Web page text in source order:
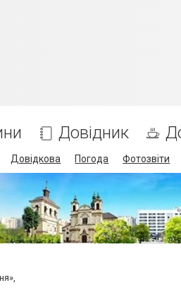
Довідник
Довідкова Погода Фотозвіти